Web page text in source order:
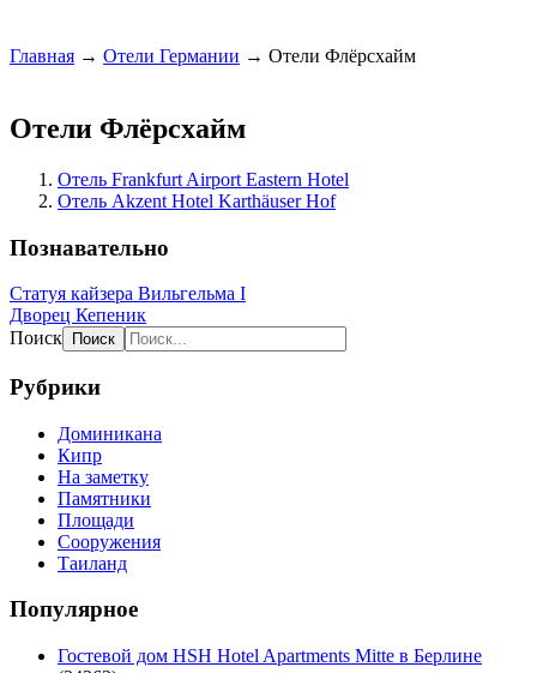
Главная → Отели Германии → Отели Флёрсхайм
Отели Флёрсхайм
Отель Frankfurt Airport Eastern Hotel
Отель Akzent Hotel Karthäuser Hof
Познавательно
Статуя кайзера Вильгельма I
Дворец Кепеник
Поиск
Рубрики
Доминикана
Кипр
На заметку
Памятники
Площади
Сооружения
Таиланд
Популярное
Гостевой дом HSH Hotel Apartments Mitte в Берлине